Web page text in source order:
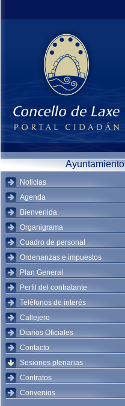
Ayuntamiento
Noticias
Agenda
Bienvenida
Organigrama
Cuadro de personal
Ordenanzas e impuestos
Plan General
Perfil del contratante
Teléfonos de interés
Callejero
Diarios Oficiales
Contacto
Sesiones plenarias
Contratos
Convenios